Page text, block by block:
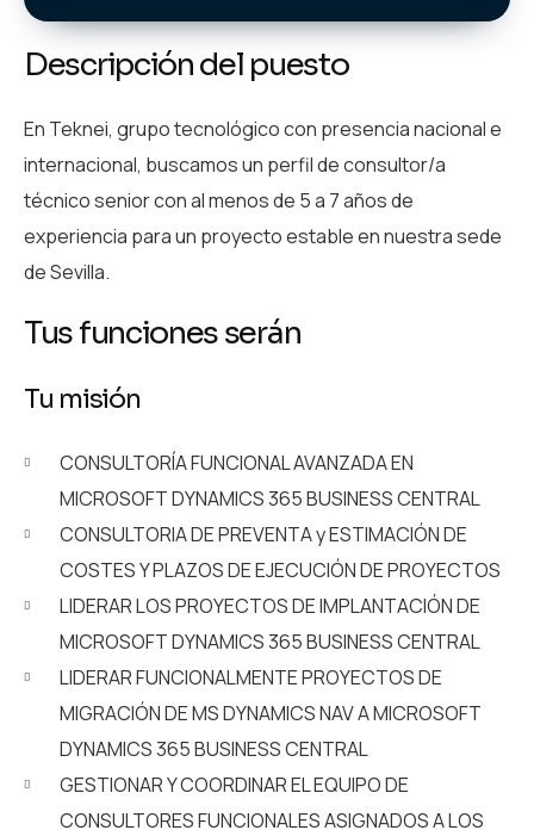
Descripción del puesto
En Teknei, grupo tecnológico con presencia nacional e
internacional, buscamos un perfil de consultor/a
técnico senior con al menos de 5 a 7 años de
experiencia para un proyecto estable en nuestra sede
de Sevilla.
Tus funciones serán
Tu misión
CONSULTORÍA FUNCIONAL AVANZADA EN
MICROSOFT DYNAMICS 365 BUSINESS CENTRAL
CONSULTORIA DE PREVENTA y ESTIMACIÓN DE
COSTES Y PLAZOS DE EJECUCIÓN DE PROYECTOS
LIDERAR LOS PROYECTOS DE IMPLANTACIÓN DE
MICROSOFT DYNAMICS 365 BUSINESS CENTRAL
LIDERAR FUNCIONALMENTE PROYECTOS DE
MIGRACIÓN DE MS DYNAMICS NAV A MICROSOFT
DYNAMICS 365 BUSINESS CENTRAL
GESTIONAR Y COORDINAR EL EQUIPO DE
CONSULTORES FUNCIONALES ASIGNADOS A LOS